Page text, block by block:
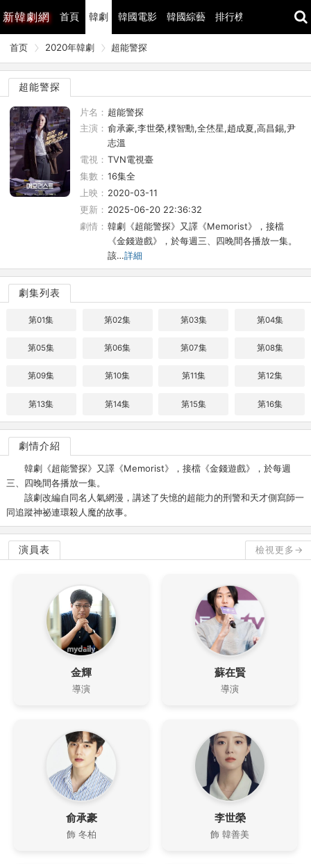
新韓劇網 首頁 韓劇 韓國電影 韓國綜藝 排行榜
首页 2020年韓劇 超能警探
超能警探
片名： 超能警探
主演： 俞承豪,李世榮,樸智勳,全烋星,趙成夏,高昌錫,尹
志溫
電視： TVN電視臺
集數： 16集全
上映： 2020-03-11
更新： 2025-06-20 22:36:32
劇情： 韓劇《超能警探》又譯《Memorist》，接檔
《金錢遊戲》，於每週三、四晚間各播放一集。
該…詳細
劇集列表
第01集 第02集 第03集 第04集
第05集 第06集 第07集 第08集
第09集 第10集 第11集 第12集
第13集 第14集 第15集 第16集
劇情介紹
韓劇《超能警探》又譯《Memorist》，接檔《金錢遊戲》，於每週
三、四晚間各播放一集。
該劇改編自同名人氣網漫，講述了失憶的超能力的刑警和天才側寫師一
同追蹤神祕連環殺人魔的故事。
演員表 檢視更多→
金輝
導演
蘇在賢
導演
俞承豪
飾 冬柏
李世榮
飾 韓善美